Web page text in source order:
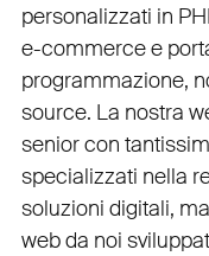
personalizzati in
e-commercee
programmazione,
source. La nostra
senior con
specializzati nella
soluzioni digitali,
web da noi